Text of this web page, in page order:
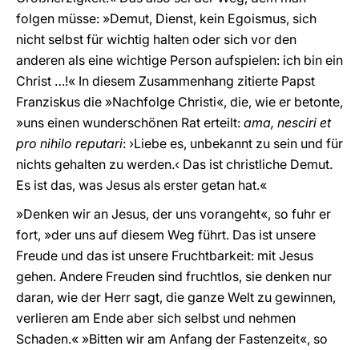
folgen müsse: »Demut, Dienst, kein Egoismus, sich
nicht selbst für wichtig halten oder sich vor den
anderen als eine wichtige Person aufspielen: ich bin ein
Christ …!« In diesem Zusammenhang zitierte Papst
Franziskus die »Nachfolge Christi«, die, wie er betonte,
»uns einen wunderschönen Rat erteilt: ama, nesciri et
pro nihilo reputari: ›Liebe es, unbekannt zu sein und für
nichts gehalten zu werden.‹ Das ist christliche Demut.
Es ist das, was Jesus als erster getan hat.«
»Denken wir an Jesus, der uns vorangeht«, so fuhr er
fort, »der uns auf diesem Weg führt. Das ist unsere
Freude und das ist unsere Fruchtbarkeit: mit Jesus
gehen. Andere Freuden sind fruchtlos, sie denken nur
daran, wie der Herr sagt, die ganze Welt zu gewinnen,
verlieren am Ende aber sich selbst und nehmen
Schaden.« »Bitten wir am Anfang der Fastenzeit«, so